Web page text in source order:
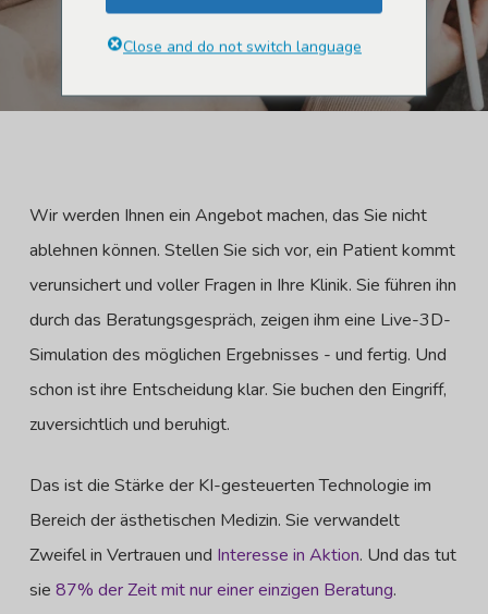
Unterberen August 2, 2025 Keine Kommentare
Wir werden Ihnen ein Angebot machen, das Sie nicht
ablehnen können. Stellen Sie sich vor, ein Patient kommt
verunsichert und voller Fragen in Ihre Klinik. Sie führen ihn
durch das Beratungsgespräch, zeigen ihm eine Live-3D-
Simulation des möglichen Ergebnisses - und fertig. Und
schon ist ihre Entscheidung klar. Sie buchen den Eingriff,
zuversichtlich und beruhigt.
Das ist die Stärke der KI-gesteuerten Technologie im
Bereich der ästhetischen Medizin. Sie verwandelt
Zweifel in Vertrauen und Interesse in Aktion. Und das tut
sie 87% der Zeit mit nur einer einzigen Beratung.
Close and do not switch language